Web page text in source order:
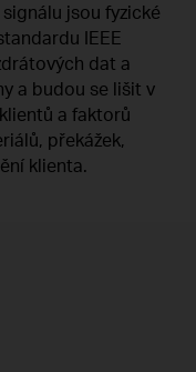
jsou fyzické
IEEE
dat a
a budou se lišit v
a faktorů
překážek,
klienta.